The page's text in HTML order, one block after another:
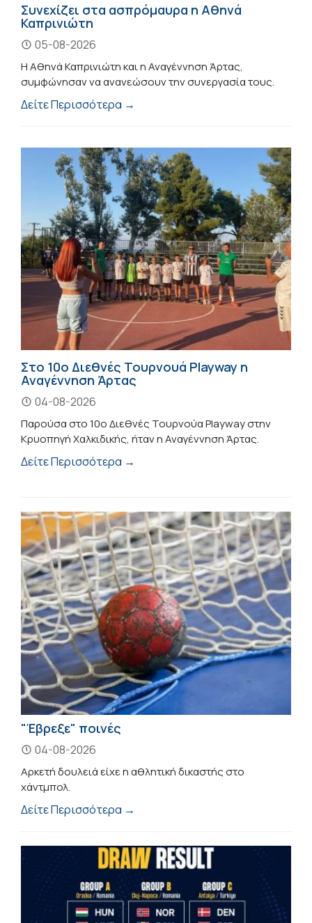
Συνεχίζει στα ασπρόμαυρα η Αθηνά
Καπρινιώτη
05-08-2026
Η Αθηνά Καπρινιώτη και η Αναγέννηση Άρτας,
συμφώνησαν να ανανεώσουν την συνεργασία τους.
Δείτε Περισσότερα →
Στο 10ο Διεθνές Τουρνουά Playway η
Αναγέννηση Άρτας
04-08-2026
Παρούσα στο 10ο Διεθνές Τουρνούα Playway στην
Κρυοπηγή Χαλκιδικής, ήταν η Αναγέννηση Άρτας.
Δείτε Περισσότερα →
"Έβρεξε" ποινές
04-08-2026
Αρκετή δουλειά είχε η αθλητική δικαστής στο
χάντμπολ.
Δείτε Περισσότερα →